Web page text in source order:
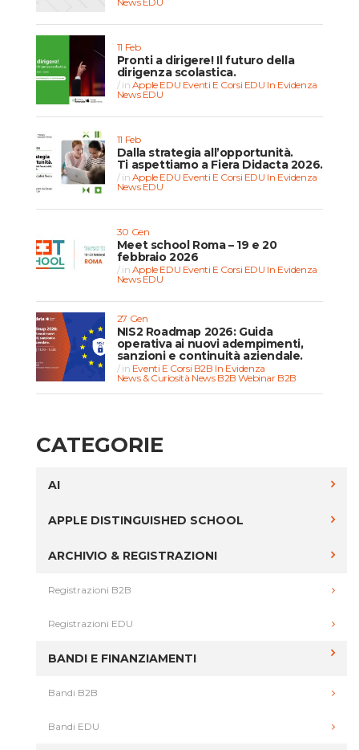
11 Feb
Pronti a dirigere! Il futuro della
dirigenza scolastica.
in Apple EDU Eventi E Corsi EDU In Evidenza
News EDU
11 Feb
Dalla strategia all’opportunità.
Ti aspettiamo a Fiera Didacta 2026.
in Apple EDU Eventi E Corsi EDU In Evidenza
News EDU
30 Gen
Meet school Roma – 19 e 20
febbraio 2026
in Apple EDU Eventi E Corsi EDU In Evidenza
News EDU
27 Gen
NIS2 Roadmap 2026: Guida
operativa ai nuovi adempimenti,
sanzioni e continuità aziendale.
in Eventi E Corsi B2B In Evidenza
News & Curiosità News B2B Webinar B2B
CATEGORIE
AI
APPLE DISTINGUISHED SCHOOL
ARCHIVIO & REGISTRAZIONI
Registrazioni B2B
Registrazioni EDU
BANDI E FINANZIAMENTI
Bandi B2B
Bandi EDU